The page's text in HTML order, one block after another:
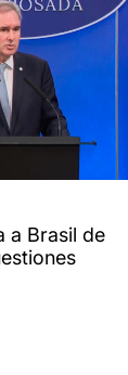
a Brasil de